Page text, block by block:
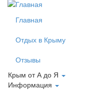
Главная
Отдых в Крыму
Отзывы
Крым от А до Я
Информация